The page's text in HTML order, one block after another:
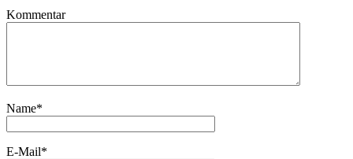
Kommentar
Name*
E-Mail*